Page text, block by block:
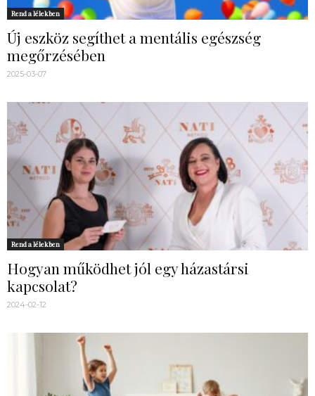
Rend a lélekben
Új eszköz segíthet a mentális egészség
megőrzésében
2025-03-07
Rend a lélekben
Hogyan működhet jól egy házastársi
kapcsolat?
2024-02-12